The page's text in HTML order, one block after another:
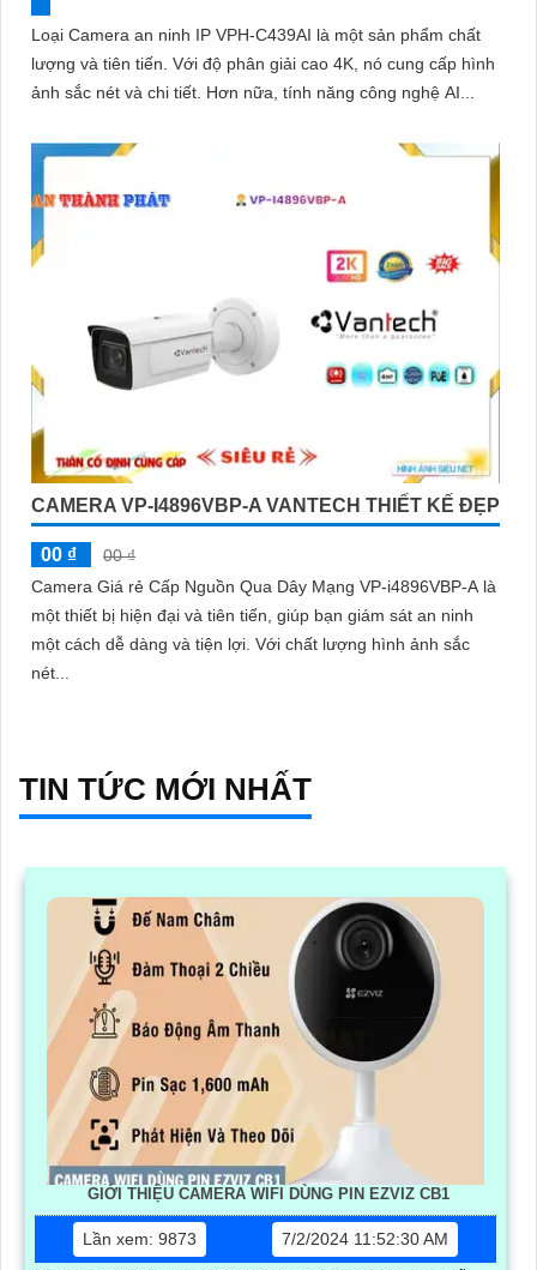
Loại Camera an ninh IP VPH-C439AI là một sản phẩm chất
lượng và tiên tiến. Với độ phân giải cao 4K, nó cung cấp hình
ảnh sắc nét và chi tiết. Hơn nữa, tính năng công nghệ AI...
CAMERA VP-I4896VBP-A VANTECH THIẾT KẾ ĐẸP
00 ₫
00 ₫
Camera Giá rẻ Cấp Nguồn Qua Dây Mạng VP-i4896VBP-A là
một thiết bị hiện đại và tiên tiến, giúp bạn giám sát an ninh
một cách dễ dàng và tiện lợi. Với chất lượng hình ảnh sắc
nét...
TIN TỨC MỚI NHẤT
GIỚI THIỆU CAMERA WIFI DÙNG PIN EZVIZ CB1
Lần xem: 9873
7/2/2024 11:52:30 AM